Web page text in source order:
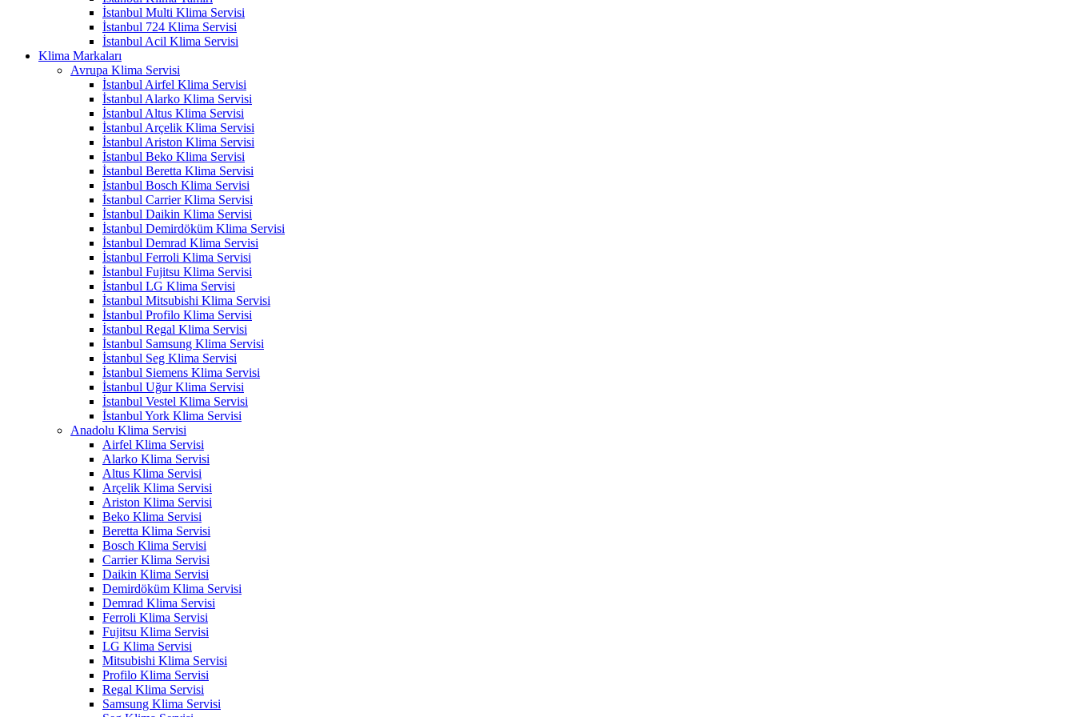
İstanbul Multi Klima Servisi
İstanbul 724 Klima Servisi
İstanbul Acil Klima Servisi
Klima Markaları
Avrupa Klima Servisi
İstanbul Airfel Klima Servisi
İstanbul Alarko Klima Servisi
İstanbul Altus Klima Servisi
İstanbul Arçelik Klima Servisi
İstanbul Ariston Klima Servisi
İstanbul Beko Klima Servisi
İstanbul Beretta Klima Servisi
İstanbul Bosch Klima Servisi
İstanbul Carrier Klima Servisi
İstanbul Daikin Klima Servisi
İstanbul Demirdöküm Klima Servisi
İstanbul Demrad Klima Servisi
İstanbul Ferroli Klima Servisi
İstanbul Fujitsu Klima Servisi
İstanbul LG Klima Servisi
İstanbul Mitsubishi Klima Servisi
İstanbul Profilo Klima Servisi
İstanbul Regal Klima Servisi
İstanbul Samsung Klima Servisi
İstanbul Seg Klima Servisi
İstanbul Siemens Klima Servisi
İstanbul Uğur Klima Servisi
İstanbul Vestel Klima Servisi
İstanbul York Klima Servisi
Anadolu Klima Servisi
Airfel Klima Servisi
Alarko Klima Servisi
Altus Klima Servisi
Arçelik Klima Servisi
Ariston Klima Servisi
Beko Klima Servisi
Beretta Klima Servisi
Bosch Klima Servisi
Carrier Klima Servisi
Daikin Klima Servisi
Demirdöküm Klima Servisi
Demrad Klima Servisi
Ferroli Klima Servisi
Fujitsu Klima Servisi
LG Klima Servisi
Mitsubishi Klima Servisi
Profilo Klima Servisi
Regal Klima Servisi
Samsung Klima Servisi